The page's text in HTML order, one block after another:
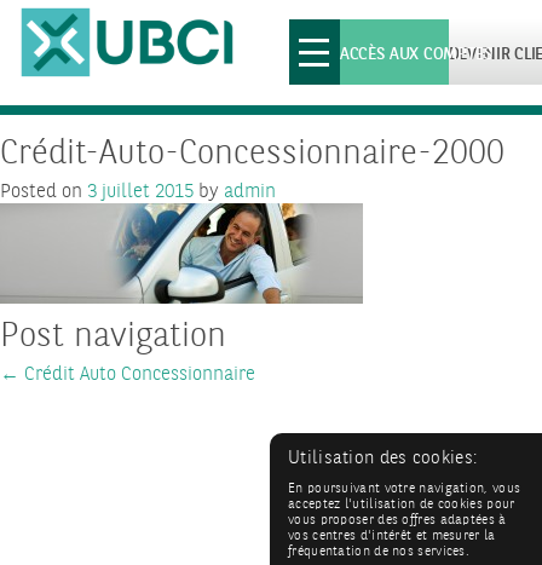
Toggle
navigationDEVENIR
ACCÈS AUX COMPTES
Crédit-Auto-Concessionnaire-2000
Posted on 3 juillet 2015 by admin
Post navigation
← Crédit Auto Concessionnaire
Utilisation des cookies:
En poursuivant votre navigation, vous
acceptez l'utilisation de cookies pour
vous proposer des offres adaptées à
vos centres d'intérêt et mesurer la
fréquentation de nos services.